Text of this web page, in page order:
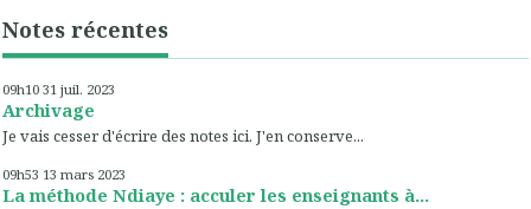
Notes récentes
09h10 31 juil. 2023
Archivage
Je vais cesser d'écrire des notes ici. J'en conserve...
09h53 13 mars 2023
La méthode Ndiaye : acculer les enseignants à...